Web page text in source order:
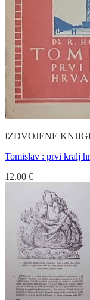
IZDVOJENE
Tomislav : prvi kralj
12.00 €